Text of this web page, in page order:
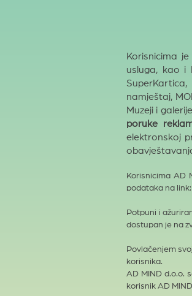
Korisnicima
usluga, kao i
SuperKartica,
namještaj,
Muzeji i
poruke
elektronskoj
Korisnicima AD
podataka na link:
Potpuni i
dostupan je na
Povlačenjem
korisnika.
AD MIND d.o.o.
korisnik AD